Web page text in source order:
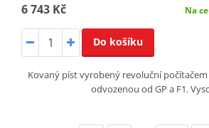
6 743 Kč Na
Do košíku
Kovaný píst vyrobený revoluční
odvozenou od GP a F1.